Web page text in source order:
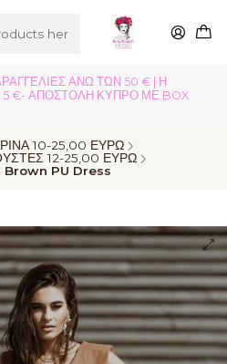
ΑΝΩ ΤΩΝ 50 € | Η
5 €- ΑΠΟΣΤΟΛΗ ΚΥΠΡΟ ΜΕ BOX
10-25,00 ΕΥΡΩ
12-25,00 ΕΥΡΩ
Brown PU Dress